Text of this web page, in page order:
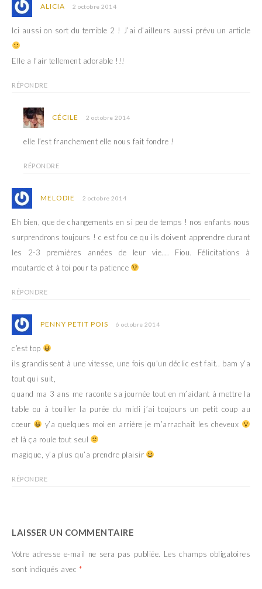
ALICIA 2 octobre 2014
Ici aussi on sort du terrible 2 ! J’ai d’ailleurs aussi prévu un article
Elle a l’air tellement adorable !!!
RÉPONDRE
CÉCILE 2 octobre 2014
elle l’est franchement elle nous fait fondre !
RÉPONDRE
MELODIE 2 octobre 2014
Eh bien, que de changements en si peu de temps ! nos enfants nous
surprendrons toujours ! c est fou ce qu ils doivent apprendre durant
les 2-3 premières années de leur vie…. Fiou. Félicitations à
moutarde et à toi pour ta patience
RÉPONDRE
PENNY PETIT POIS 6 octobre 2014
c’est top
ils grandissent à une vitesse, une fois qu’un déclic est fait.. bam y’a
tout qui suit,
quand ma 3 ans me raconte sa journée tout en m’aidant à mettre la
table ou à touiller la purée du midi j’ai toujours un petit coup au
coeur
y’a quelques moi en arrière je m’arrachait les cheveux
et là ça roule tout seul
magique, y’a plus qu’a prendre plaisir
RÉPONDRE
LAISSER UN COMMENTAIRE
Votre adresse e-mail ne sera pas publiée. Les champs obligatoires
sont indiqués avec *